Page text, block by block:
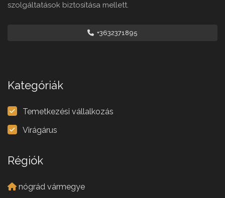
szolgáltatások biztosítása mellett.
+3632371895
Kategóriák
Temetkezési vállalkozás
Virágárus
Régiók
nógrád vármegye